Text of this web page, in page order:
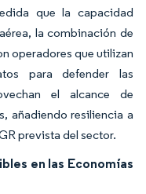
que la capacidad
la combinación de
operadores que utilizan
para defender las
el alcance de
añadiendo resiliencia a
prevista del sector.
en las Economías